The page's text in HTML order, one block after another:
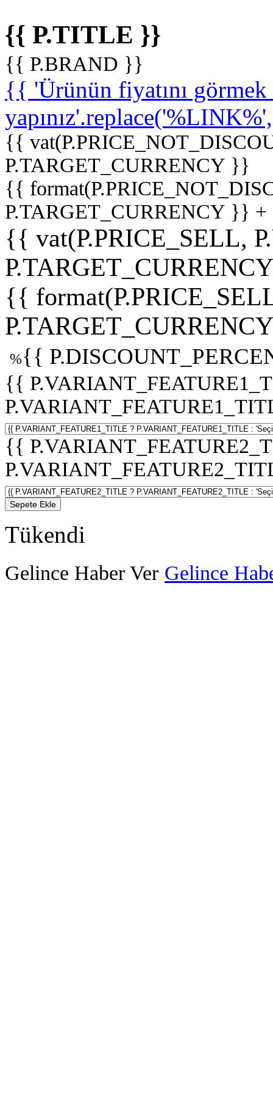
{{ P.TITLE }}
{{ P.BRAND }}
{{ 'Ürünün fiyatını
{{
P.TARGET_CURRENCY }}
{{
P.TARGET_CURRENCY }}
{{ vat(P.PRICE_SELL,
{{
%{{
{{
{{
Sepete Ekle
Tükendi
Gelince Haber Ver Gelince